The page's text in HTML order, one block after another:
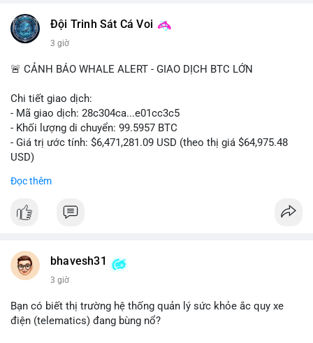
Đội Trinh Sát Cá Voi
3 giờ
🚨 CẢNH BÁO WHALE ALERT - GIAO DỊCH BTC LỚN
Chi tiết giao dịch:
- Mã giao dịch: 28c304ca...e01cc3c5
- Khối lượng di chuyển: 99.5957 BTC
- Giá trị ước tính: $6,471,281.09 USD (theo thị giá $64,975.48
USD)
giá hơn 6.47 triệu USD, cho thấy dấu hiệu chuyển tiền quy mô
thanh khoản hoặc bán, hoặc chuyển sang ví lạnh nhằm tích lũy
dài hạn. Việc giao dịch chưa được xác nhận tạo tâm lý thận
cung ngắn hạn. Nếu BTC vào ví nóng sàn, khả năng cao là
động thái chốt lời; ngược lại, nếu vào ví mới không hoạt động,
Đọc thêm
bhavesh31
3 giờ
Bạn có biết thị trường hệ thống quản lý sức khỏe ắc quy xe
điện (telematics) đang bùng nổ?